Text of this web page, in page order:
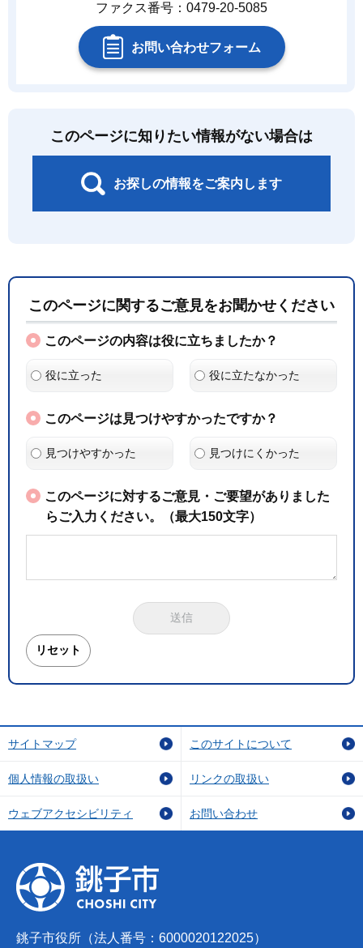
ファクス番号：0479-20-5085
お問い合わせフォーム
このページに知りたい情報がない場合は
お探しの情報をご案内します
このページに関するご意見をお聞かせください
このページの内容は役に立ちましたか？
役に立った 役に立たなかった
このページは見つけやすかったですか？
見つけやすかった 見つけにくかった
このページに対するご意見・ご要望がありました
らご入力ください。（最大150文字）
サイトマップ このサイトについて
個人情報の取扱い リンクの取扱い
ウェブアクセシビリティ お問い合わせ
銚子市役所（法人番号：6000020122025）